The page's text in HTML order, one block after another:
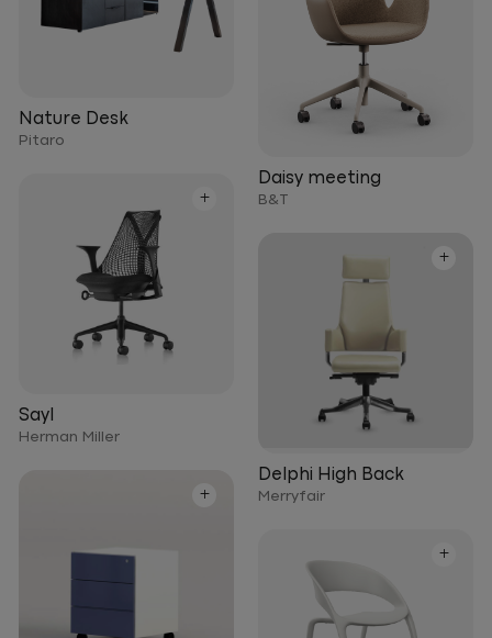
Nature Desk
Pitaro
Daisy meeting
B&T
+
Sayl
Herman Miller
+
Delphi High Back
Merryfair
+
+